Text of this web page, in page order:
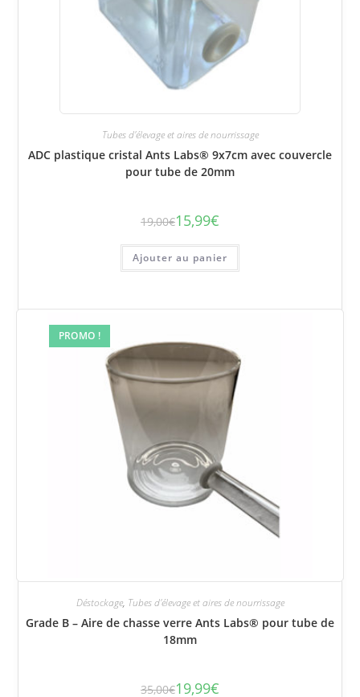
Tubes d'élevage et aires de nourrissage
ADC plastique cristal Ants Labs® 9x7cm avec couvercle
pour tube de 20mm
19,00€ Le
initial
était :
19,00€.
15,99€
Le
actuel
est :
15,99€.
Ajouter au panier
PROMO !
Déstockage, Tubes d'élevage et aires de nourrissage
Grade B – Aire de chasse verre Ants Labs® pour tube de
18mm
35,00€ Le
19,99€
Le